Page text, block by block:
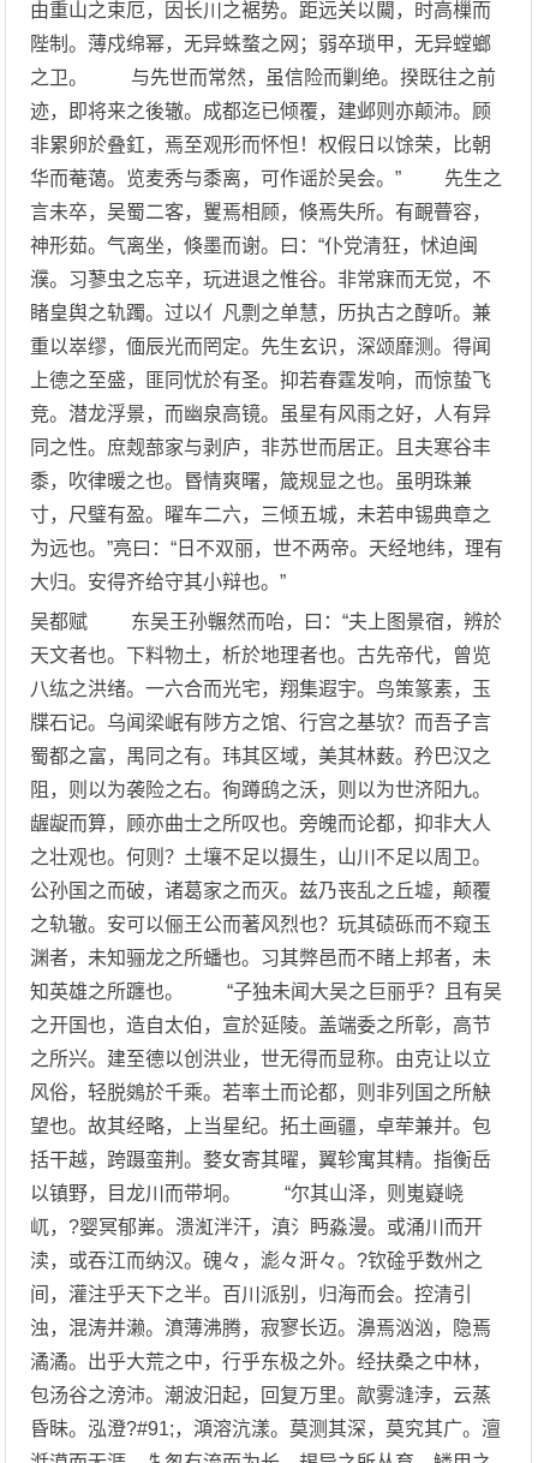
由重山之束厄，因长川之裾势。距远关以闚，时高樔而
陛制。薄戍绵幂，无异蛛蝥之网；弱卒琐甲，无异螳螂
之卫。 与先世而常然，虽信险而剿绝。揆既往之前
迹，即将来之後辙。成都迄已倾覆，建邺则亦颠沛。顾
非累卵於叠釭，焉至观形而怀怛！权假日以馀荣，比朝
华而菴蔼。览麦秀与黍离，可作谣於吴会。” 先生之
言未卒，吴蜀二客，矍焉相顾，倏焉失所。有靦瞢容，
神形茹。气离坐，倏墨而谢。曰：“仆党清狂，怵迫闽
濮。习蓼虫之忘辛，玩进退之惟谷。非常寐而无觉，不
睹皇舆之轨躅。过以亻凡剽之单慧，历执古之醇听。兼
重以崒缪，偭辰光而罔定。先生玄识，深颂靡测。得闻
上德之至盛，匪同忧於有圣。抑若春霆发响，而惊蛰飞
竞。潜龙浮景，而幽泉高镜。虽星有风雨之好，人有异
同之性。庶觌蔀家与剥庐，非苏世而居正。且夫寒谷丰
黍，吹律暖之也。昬情爽曙，箴规显之也。虽明珠兼
寸，尺璧有盈。曜车二六，三倾五城，未若申锡典章之
为远也。”亮曰：“日不双丽，世不两帝。天经地纬，理有
大归。安得齐给守其小辩也。”
吴都赋 东吴王孙冁然而咍，曰：“夫上图景宿，辨於
天文者也。下料物土，析於地理者也。古先帝代，曾览
八纮之洪绪。一六合而光宅，翔集遐宇。鸟策篆素，玉
牒石记。乌闻梁岷有陟方之馆、行宫之基欤？而吾子言
蜀都之富，禺同之有。玮其区域，美其林薮。矜巴汉之
阻，则以为袭险之右。徇蹲鸱之沃，则以为世济阳九。
龌龊而算，顾亦曲士之所叹也。旁魄而论都，抑非大人
之壮观也。何则？土壤不足以摄生，山川不足以周卫。
公孙国之而破，诸葛家之而灭。兹乃丧乱之丘墟，颠覆
之轨辙。安可以俪王公而著风烈也？玩其碛砾而不窥玉
渊者，未知骊龙之所蟠也。习其弊邑而不睹上邦者，未
知英雄之所躔也。 “子独未闻大吴之巨丽乎？且有吴
之开国也，造自太伯，宣於延陵。盖端委之所彰，高节
之所兴。建至德以创洪业，世无得而显称。由克让以立
风俗，轻脱鵕於千乘。若率土而论都，则非列国之所觖
望也。故其经略，上当星纪。拓土画疆，卓荦兼并。包
括干越，跨蹑蛮荆。婺女寄其曜，翼轸寓其精。指衡岳
以镇野，目龙川而带坰。 “尔其山泽，则嵬嶷峣
屼，?婴冥郁岪。溃渱泮汗，滇氵眄淼漫。或涌川而开
渎，或吞江而纳汉。磈々，滮々涆々。?钦碒乎数州之
间，灌注乎天下之半。百川派别，归海而会。控清引
浊，混涛并濑。濆薄沸腾，寂寥长迈。濞焉汹汹，隐焉
潏潏。出乎大荒之中，行乎东极之外。经扶桑之中林，
包汤谷之滂沛。潮波汨起，回复万里。歊雾漨浡，云蒸
昏昧。泓澄?#91;，澒溶沆漾。莫测其深，莫究其广。澶